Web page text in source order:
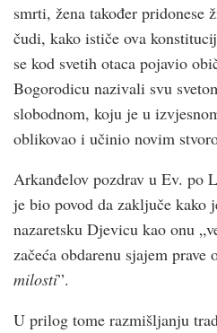
smrti, žena također pridonese
čudi, kako ističe ova
se kod svetih otaca pojavio
Bogorodicu nazivali svu
slobodnom, koju je u
oblikovao i učinio novim
Arkanđelov pozdrav u Ev. po
je bio povod da zaključe kako
nazaretsku Djevicu kao onu
začeća obdarenu sjajem prave
milosti”.
U prilog tome razmišljanju